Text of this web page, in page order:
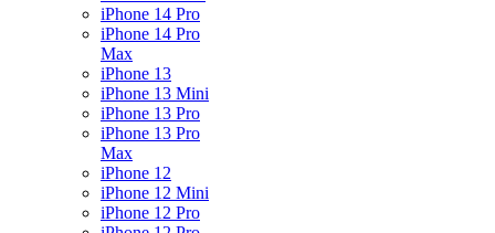
iPhone 14 Pro
iPhone 14 Pro
Max
iPhone 13
iPhone 13 Mini
iPhone 13 Pro
iPhone 13 Pro
Max
iPhone 12
iPhone 12 Mini
iPhone 12 Pro